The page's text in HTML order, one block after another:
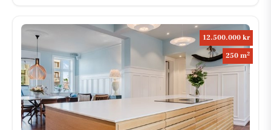
12.500.000 kr
250 m2